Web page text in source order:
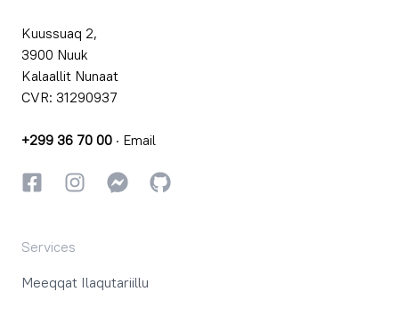
Kuussuaq 2,
3900 Nuuk
Kalaallit Nunaat
CVR: 31290937
+299 36 70 00 · Email
FacebookkiInstagrammiInstagrammi
GitHub
Services
Meeqqat Ilaqutariillu